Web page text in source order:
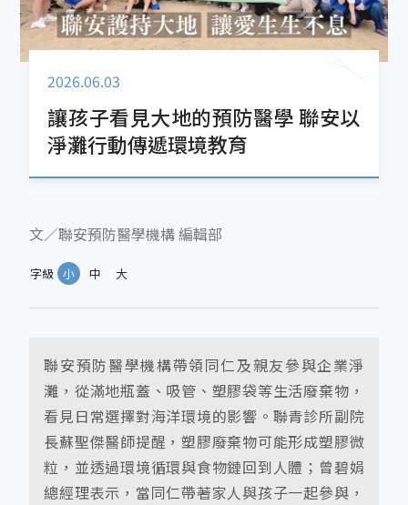
2026.06.03
讓孩子看見大地的預防醫學 聯安以
淨灘行動傳遞環境教育
文／聯安預防醫學機構 編輯部
字級 小 中 大
聯安預防醫學機構帶領同仁及親友參與企業淨
灘，從滿地瓶蓋、吸管、塑膠袋等生活廢棄物，
看見日常選擇對海洋環境的影響。聯青診所副院
長蘇聖傑醫師提醒，塑膠廢棄物可能形成塑膠微
粒，並透過環境循環與食物鏈回到人體；曾碧娟
總經理表示，當同仁帶著家人與孩子一起參與，